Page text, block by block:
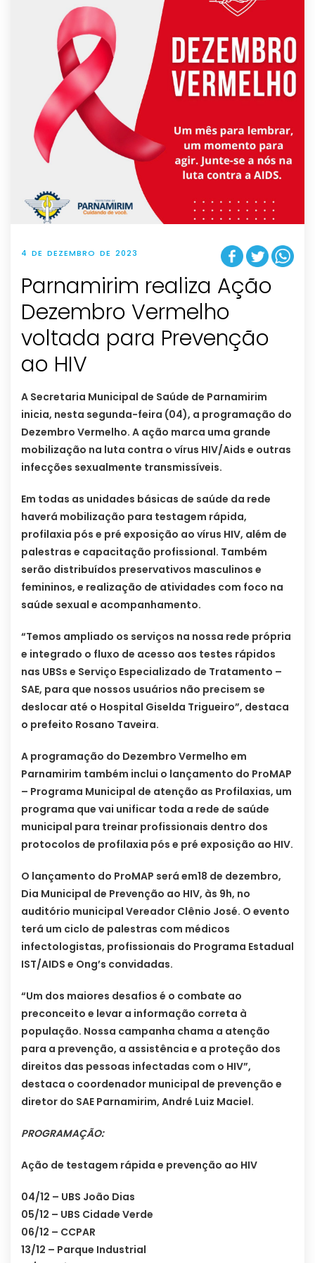
4 DE DEZEMBRO DE 2023
Parnamirim realiza Ação
Dezembro Vermelho
voltada para Prevenção
ao HIV
A Secretaria Municipal de Saúde de Parnamirim
inicia, nesta segunda-feira (04), a programação do
Dezembro Vermelho. A ação marca uma grande
mobilização na luta contra o vírus HIV/Aids e outras
infecções sexualmente transmissíveis.
Em todas as unidades básicas de saúde da rede
haverá mobilização para testagem rápida,
profilaxia pós e pré exposição ao vírus HIV, além de
palestras e capacitação profissional. Também
serão distribuídos preservativos masculinos e
femininos, e realização de atividades com foco na
saúde sexual e acompanhamento.
“Temos ampliado os serviços na nossa rede própria
e integrado o fluxo de acesso aos testes rápidos
nas UBSs e Serviço Especializado de Tratamento –
SAE, para que nossos usuários não precisem se
deslocar até o Hospital Giselda Trigueiro”, destaca
o prefeito Rosano Taveira.
A programação do Dezembro Vermelho em
Parnamirim também inclui o lançamento do ProMAP
– Programa Municipal de atenção as Profilaxias, um
programa que vai unificar toda a rede de saúde
municipal para treinar profissionais dentro dos
protocolos de profilaxia pós e pré exposição ao HIV.
O lançamento do ProMAP será em18 de dezembro,
Dia Municipal de Prevenção ao HIV, às 9h, no
auditório municipal Vereador Clênio José. O evento
terá um ciclo de palestras com médicos
infectologistas, profissionais do Programa Estadual
IST/AIDS e Ong’s convidadas.
“Um dos maiores desafios é o combate ao
preconceito e levar a informação correta à
população. Nossa campanha chama a atenção
para a prevenção, a assistência e a proteção dos
direitos das pessoas infectadas com o HIV”,
destaca o coordenador municipal de prevenção e
diretor do SAE Parnamirim, André Luiz Maciel.
PROGRAMAÇÃO:
Ação de testagem rápida e prevenção ao HIV
04/12 – UBS João Dias
05/12 – UBS Cidade Verde
06/12 – CCPAR
13/12 – Parque Industrial